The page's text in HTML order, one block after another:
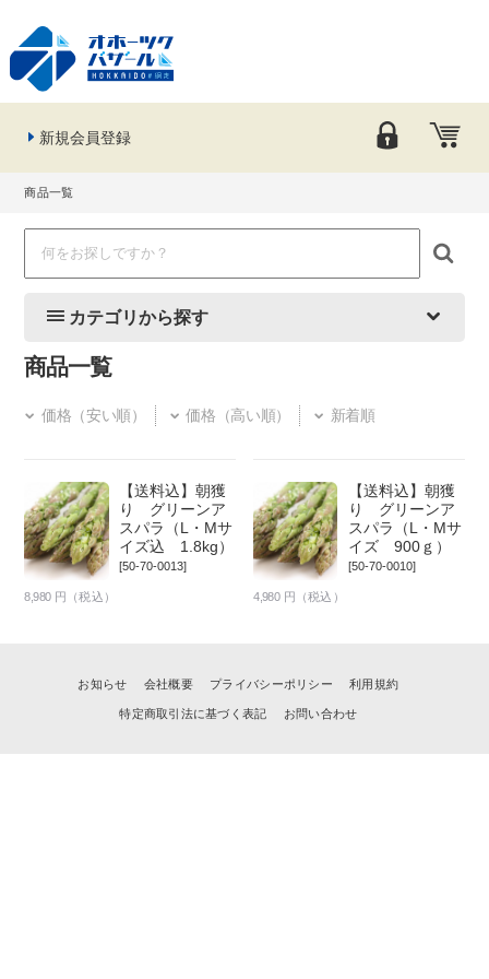
新規会員登録
商品一覧
カテゴリから探す
商品一覧
価格（安い順） 価格（高い順） 新着順
【送料込】朝獲
り グリーンア
スパラ（L・Mサ
イズ込 1.8kg）
[50-70-0013]
8,980 円（税込）
【送料込】朝獲
り グリーンア
スパラ（L・Mサ
イズ 900ｇ）
[50-70-0010]
4,980 円（税込）
お知らせ 会社概要 プライバシーポリシー 利用規約
特定商取引法に基づく表記 お問い合わせ